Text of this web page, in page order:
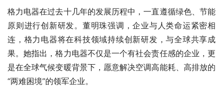
格力电器在过去十几年的发展历程中，一直遵循绿色、节能
原则进行创新研发。董明珠强调，企业与人类命运紧密相
连，格力电器将在科技领域持续创新研发，与全球共享成
果。她指出，格力电器不仅是一个有社会责任感的企业，更
是在全球气候变暖背景下，愿意解决空调高能耗、高排放的
“两难困境”的领军企业。